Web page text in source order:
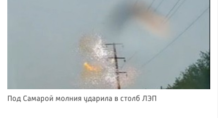
Под Самарой молния ударила в столб ЛЭП